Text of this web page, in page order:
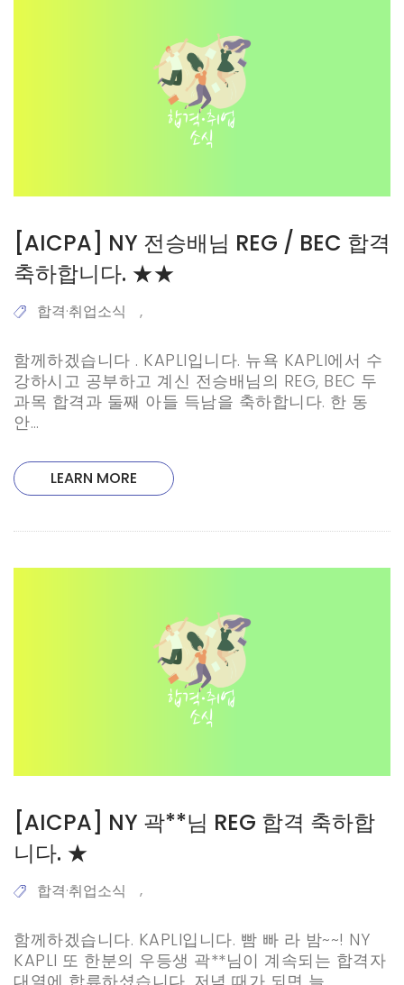
[AICPA] NY 전승배님 REG / BEC 합격
축하합니다. ★★
합격·취업소식 ,
함께하겠습니다 . KAPLI입니다. 뉴욕 KAPLI에서 수
강하시고 공부하고 계신 전승배님의 REG, BEC 두
과목 합격과 둘째 아들 득남을 축하합니다. 한 동
안…
LEARN MORE
[AICPA] NY 곽**님 REG 합격 축하합
니다. ★
합격·취업소식 ,
함께하겠습니다. KAPLI입니다. 빰 빠 라 밤~~! NY
KAPLI 또 한분의 우등생 곽**님이 계속되는 합격자